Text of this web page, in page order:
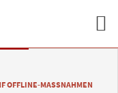
OFFLINE-MASSNAHMEN F